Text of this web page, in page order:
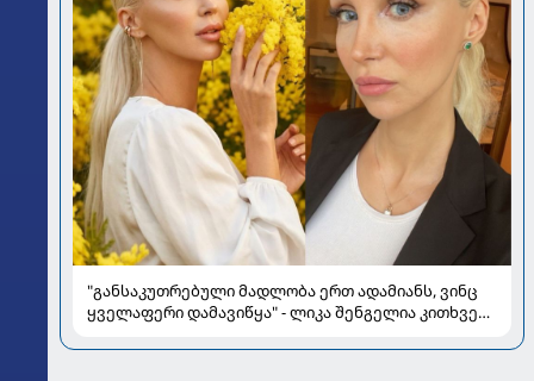
"განსაკუთრებული მადლობა ერთ ადამიანს, ვინც
ყველაფერი დამავიწყა" - ლიკა შენგელია კითხვებს